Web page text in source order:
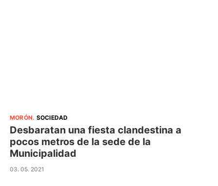
MORÓN. SOCIEDAD
Desbaratan una fiesta clandestina a
pocos metros de la sede de la
Municipalidad
03. 05. 2021